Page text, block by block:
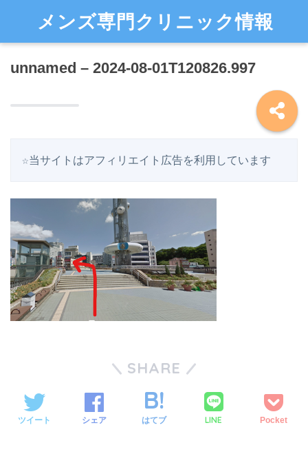
メンズ専門クリニック情報
unnamed – 2024-08-01T120826.997
☆当サイトはアフィリエイト広告を利用しています
SHARE
ツイート シェア はてブ LINE Pocket